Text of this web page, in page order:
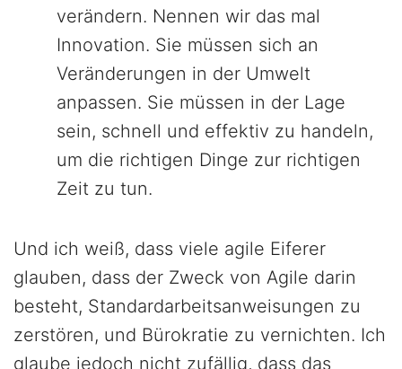
verändern. Nennen wir das mal
Innovation. Sie müssen sich an
Veränderungen in der Umwelt
anpassen. Sie müssen in der Lage
sein, schnell und effektiv zu handeln,
um die richtigen Dinge zur richtigen
Zeit zu tun.
Und ich weiß, dass viele agile Eiferer
glauben, dass der Zweck von Agile darin
besteht, Standardarbeitsanweisungen zu
zerstören, und Bürokratie zu vernichten. Ich
glaube jedoch nicht zufällig, dass das